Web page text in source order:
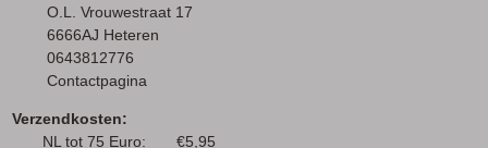
O.L. Vrouwestraat 17
6666AJ Heteren
0643812776
Contactpagina
Verzendkosten:
NL tot 75 Euro: €5,95